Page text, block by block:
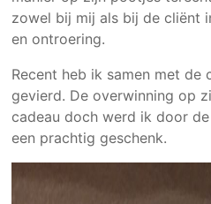
Landelijke dekking
Werken bij VDKB
Producten
zowel bij mij als bij de cliënt
en ontroering.
Recent heb ik samen met de
gevierd. De overwinning op
cadeau doch werd ik door
een prachtig geschenk.